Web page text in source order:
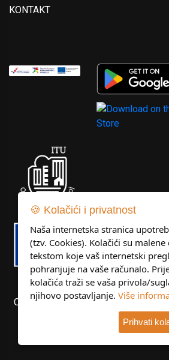
KONTAKT
Copyright © Libertas Dubrovnik
Developed by
🍪 Kolačići i privatnost
Naša internetska stranica
(tzv. Cookies). Kolačići su malene
tekstom koje vaš internetski
pohranjuje na vaše računalo.
kolačića traži se vaša privola/
njihovo postavljanje. Više
Prihvati